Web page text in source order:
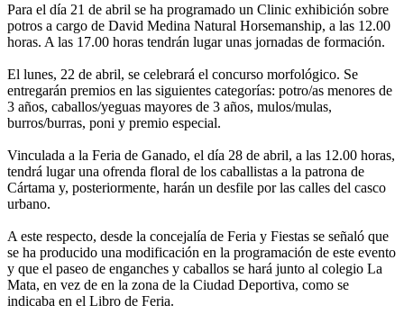
Para el día 21 de abril se ha programado un Clinic exhibición sobre
potros a cargo de David Medina Natural Horsemanship, a las 12.00
horas. A las 17.00 horas tendrán lugar unas jornadas de formación.
El lunes, 22 de abril, se celebrará el concurso morfológico. Se
entregarán premios en las siguientes categorías: potro/as menores de
3 años, caballos/yeguas mayores de 3 años, mulos/mulas,
burros/burras, poni y premio especial.
Vinculada a la Feria de Ganado, el día 28 de abril, a las 12.00 horas,
tendrá lugar una ofrenda floral de los caballistas a la patrona de
Cártama y, posteriormente, harán un desfile por las calles del casco
urbano.
A este respecto, desde la concejalía de Feria y Fiestas se señaló que
se ha producido una modificación en la programación de este evento
y que el paseo de enganches y caballos se hará junto al colegio La
Mata, en vez de en la zona de la Ciudad Deportiva, como se
indicaba en el Libro de Feria.